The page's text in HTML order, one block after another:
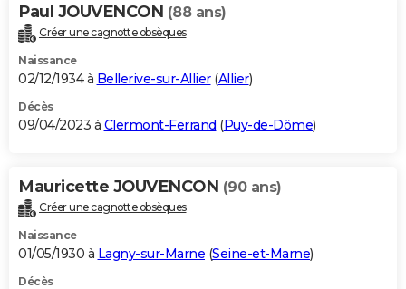
Carte de Noël
Carte Bonne année
Carte Saint-Valentin
Carte Pâques
Carte d'anniversaire
DICTIONNAIRE
Dictionnaire
Biographies
Citations
Expressions
Proverbes
PROGRAMME TV
S'inscrire
Se connecter
Lycées
Collèges
Primaires
Universités
Entreprises
Service militaire
Avis de recherche
AVIS DE DÉCÈS
Bricolage
Lifestyle
Culture
Sport
Auto
Television
Voyage
Cinema
Paul JOUVENCON (88 ans)
Créer une cagnotte obsèques
Naissance
02/12/1934 à Bellerive-sur-Allier(Allier)
Décès
09/04/2023 à Clermont-Ferrand (Puy-de-Dôme)
Mauricette JOUVENCON (90 ans)
Créer une cagnotte obsèques
Naissance
01/05/1930 à Lagny-sur-Marne (Seine-et-Marne)
Décès